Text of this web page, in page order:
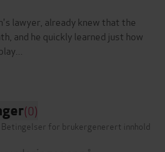
lawyer, already knew that the
and he quickly learned just how
(0)
Betingelser for brukergenerert innhold